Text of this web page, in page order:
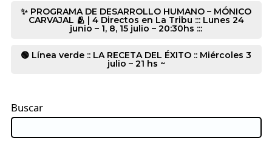
✨ PROGRAMA DE DESARROLLO HUMANO – MÓNICO
CARVAJAL 🫂 | 4 Directos en La Tribu ::: Lunes 24
junio – 1, 8, 15 julio – 20:30hs :::
🟢 Línea verde :: LA RECETA DEL ÉXITO :: Miércoles 3
julio – 21 hs ~
Buscar